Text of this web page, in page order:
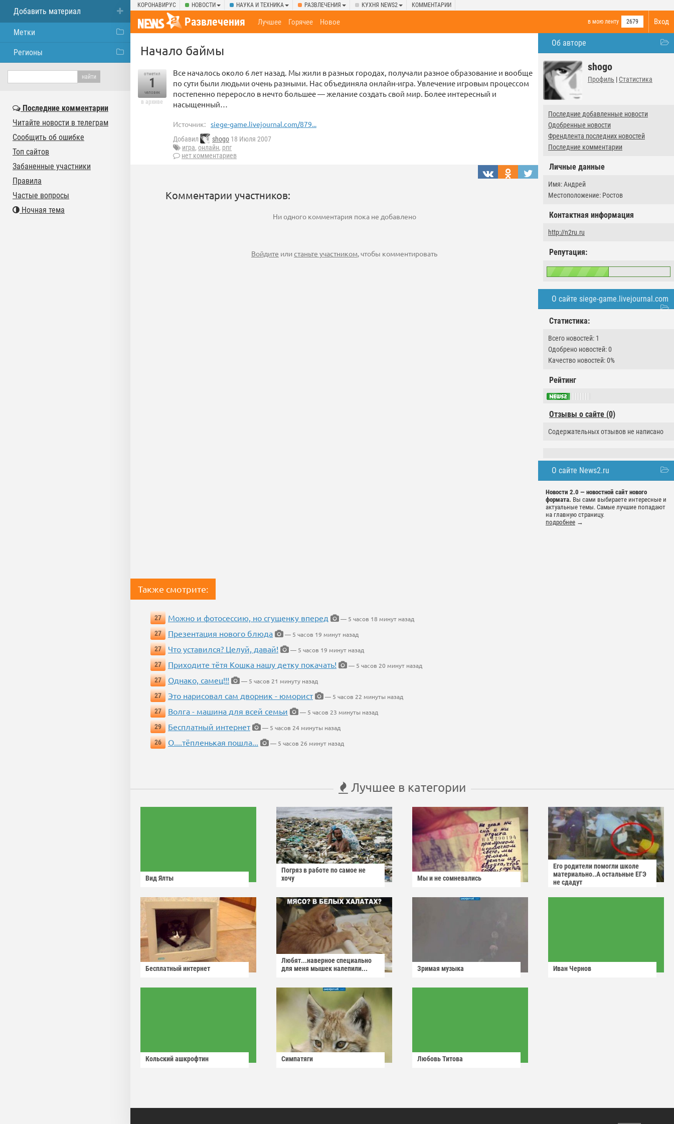
КОРОНАВИРУС НОВОСТИ НАУКА И ТЕХНИКА РАЗВЛЕЧЕНИЯ КУХНЯ NEWS2 КОММЕНТАРИИ
Вход
Развлечения в мою ленту 2679
Лучшее Горячее Новое
Об авторе
shogo
Профиль | Статистика
Последние добавленные новости
Одобренные новости
Френдлента последних новостей
Последние комментарии
Личные данные
Имя: Андрей
Местоположение: Ростов
Контактная информация
http://n2ru.ru
Репутация:
О сайте siege-game.livejournal.com
Статистика:
Всего новостей: 1
Одобрено новостей: 0
Качество новостей: 0%
Рейтинг
Отзывы о сайте (0)
Содержательных отзывов не написано
О сайте News2.ru
Новости 2.0 — новостной сайт нового
формата. Вы сами выбираете интересные и
актуальные темы. Самые лучшие попадают
на главную страницу.
подробнее →
Начало баймы
отметил
1
человек
в архиве
Все началось около 6 лет назад. Мы жили в разных городах, получали разное образование и вообще
по сути были людьми очень разными. Нас объединяла онлайн-игра. Увлечение игровым процессом
постепенно переросло в нечто большее — желание создать свой мир. Более интересный и
насыщенный…
Источник: siege-game.livejournal.com/879...
Добавил shogo 18 Июля 2007
игра, онлайн, рпг
нет комментариев
Комментарии участников:
Ни одного комментария пока не добавлено
Войдите илистаньте участником, чтобы комментировать
Также смотрите:
27 Можно и фотосессию, но сгущенку вперед
— 5 часов 18 минут назад
27
Презентация нового блюда
— 5 часов 19 минут назад
27
Что уставился? Целуй, давай!
— 5 часов 19 минут назад
27
Приходите тётя Кошка нашу детку покачать!
— 5 часов 20 минут назад
27
Однако, самец!!!
— 5 часов 21 минуту назад
27
Это нарисовал сам дворник - юморист
— 5 часов 22 минуты назад
27
Волга - машина для всей семьи
— 5 часов 23 минуты назад
29
Бесплатный интернет
— 5 часов 24 минуты назад
26
О....тёпленькая пошла... — 5 часов 26 минут назад
Лучшее в категории
Вид Ялты
Погряз в работе по самое не
хочу
Мы и не сомневались
Его родители помогли школе
материально..А остальные ЕГЭ
не сдадут
Бесплатный интернет
Любят...наверное специально
для меня мышек налепили...
Зримая музыка Иван Чернов
Кольский ашкрофтин Симпатяги Любовь Титова
Добавить материал
Метки
Регионы
Последние комментарии
Читайте новости в телеграм
Сообщить об ошибке
Топ сайтов
Забаненные участники
Правила
Частые вопросы
Ночная тема